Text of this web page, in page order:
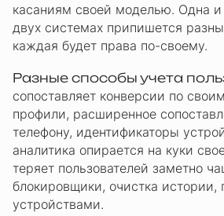
касаниям своей моделью. Одна и
двух системах припишется
каждая будет права по-своему.
Разные способы учета
сопоставляет конверсии по
профили, расширенное
телефону, идентификаторы
аналитика опирается на куки
теряет пользователей заметно
блокировщики, очистка
устройствами.